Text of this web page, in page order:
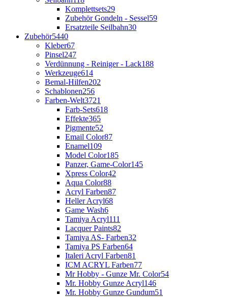
Komplettsets29
Zubehör Gondeln - Sessel59
Ersatzteile Seilbahn30
Zubehör5440
Kleber67
Pinsel247
Verdünnung - Reiniger - Lack188
Werkzeuge614
Bemal-Hilfen202
Schablonen256
Farben-Welt3721
Farb-Sets618
Effekte365
Pigmente52
Email Color87
Enamel109
Model Color185
Panzer, Game-Color145
Xpress Color42
Aqua Color88
Acryl Farben87
Heller Acryl68
Game Wash6
Tamiya Acryl111
Lacquer Paints82
Tamiya AS- Farben32
Tamiya PS Farben64
Italeri Acryl Farben81
ICM ACRYL Farben77
Mr Hobby - Gunze Mr. Color54
Mr. Hobby Gunze Acryl146
Mr. Hobby Gunze Gundum51